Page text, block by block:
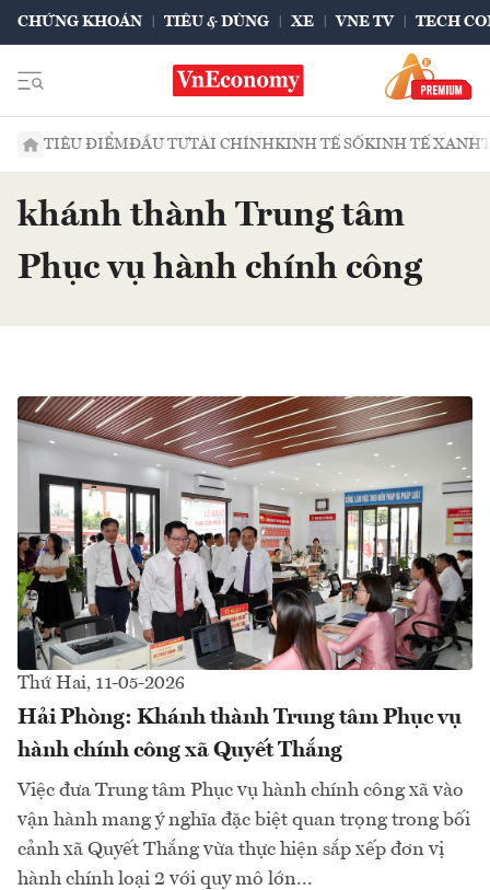
CHỨNG KHOÁN TIÊU & DÙNG XE VNE TV TECH
TIÊU ĐIỂMĐẦU TƯTÀI CHÍNHKINH TẾ SỐKINH TẾ XANH
khánh thành Trung tâm
Phục vụ hành chính công
Thứ Hai, 11-05-2026
Hải Phòng: Khánh thành Trung tâm Phục vụ
hành chính công xã Quyết Thắng
Việc đưa Trung tâm Phục vụ hành chính công xã vào
vận hành mang ý nghĩa đặc biệt quan trọng trong bối
cảnh xã Quyết Thắng vừa thực hiện sắp xếp đơn vị
hành chính loại 2 với quy mô lớn...